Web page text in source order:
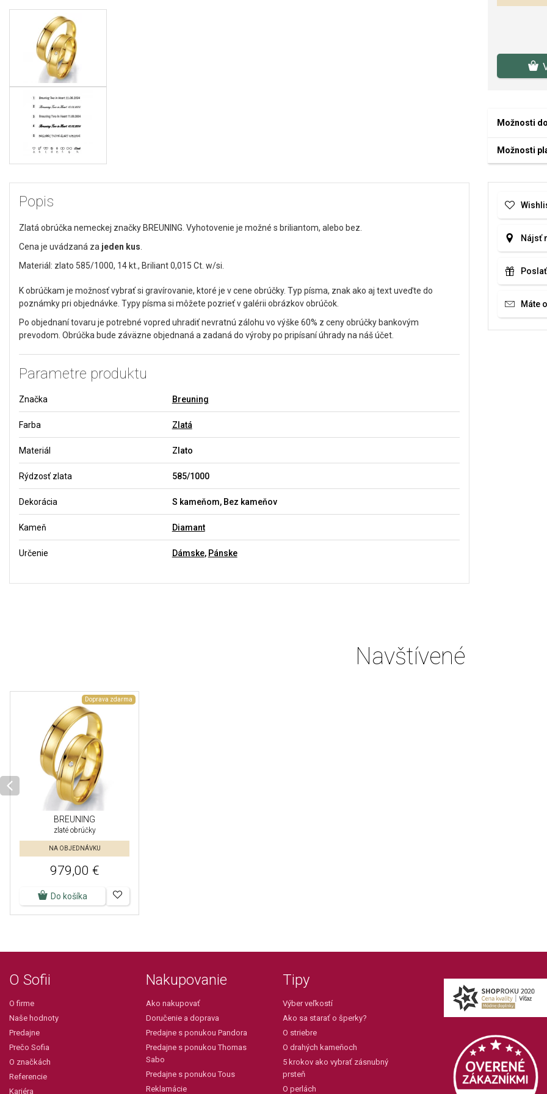
Popis
Zlatá obrúčka nemeckej značky BREUNING. Vyhotovenie je možné s briliantom, alebo bez.
Cena je uvádzaná za jeden kus
Materiál: zlato 585/1000, 14 kt., Briliant 0,015 Ct. w/si.
K obrúčkam je možnosť vybrať si gravírovanie, ktoré je v cene obrúčky. Typ písma, znak ako aj text uveďte do
poznámky pri objednávke. Typy písma si môžete pozrieť v galérii obrázkov obrúčok.
Po objednaní tovaru je potrebné vopred uhradiť nevratnú zálohu vo výške 60% z ceny obrúčky bankovým
prevodom. Obrúčka bude záväzne objednaná a zadaná do výroby po pripísaní úhrady na náš účet.
Parametre produktu
Značka Breuning
Farba Zlatá
Materiál Zlato
Rýdzosť zlata 585/1000
Dekorácia S kameňom, Bez kameňov
Kameň Diamant
Určenie Dámske, Pánske
Možnosti
Možnosti
Nájsť
Máte
Navštívené
Doprava zdarma
BREUNING
zlaté obrúčky
NA OBJEDNÁVKU
979,00 €
Do košíka
O Sofii
O firme
Naše hodnoty
Predajne
Prečo Sofia
O značkách
Referencie
Kariéra
Nakupovanie
Ako nakupovať
Doručenie a doprava
Predajne s ponukou Pandora
Predajne s ponukou Thomas
Sabo
Predajne s ponukou Tous
Reklamácie
Tipy
Výber veľkostí
Ako sa starať o šperky?
O striebre
O drahých kameňoch
5 krokov ako vybrať zásnubný
prsteň
O perlách